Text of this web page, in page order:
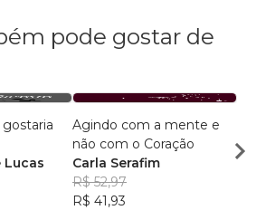
pode gostar de
Lucas
Agindo com a mente e
não com o Coração
Carla Serafim
R$ 52,97
R$ 41,93
habita